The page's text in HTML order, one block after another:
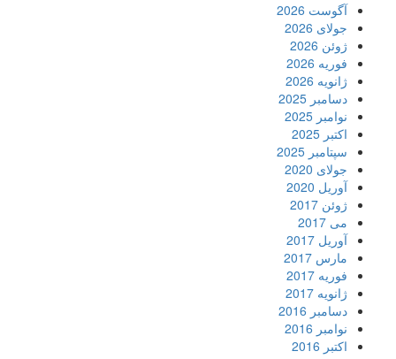
آگوست 2026
جولای 2026
ژوئن 2026
فوریه 2026
ژانویه 2026
دسامبر 2025
نوامبر 2025
اکتبر 2025
سپتامبر 2025
جولای 2020
آوریل 2020
ژوئن 2017
می 2017
آوریل 2017
مارس 2017
فوریه 2017
ژانویه 2017
دسامبر 2016
نوامبر 2016
اکتبر 2016